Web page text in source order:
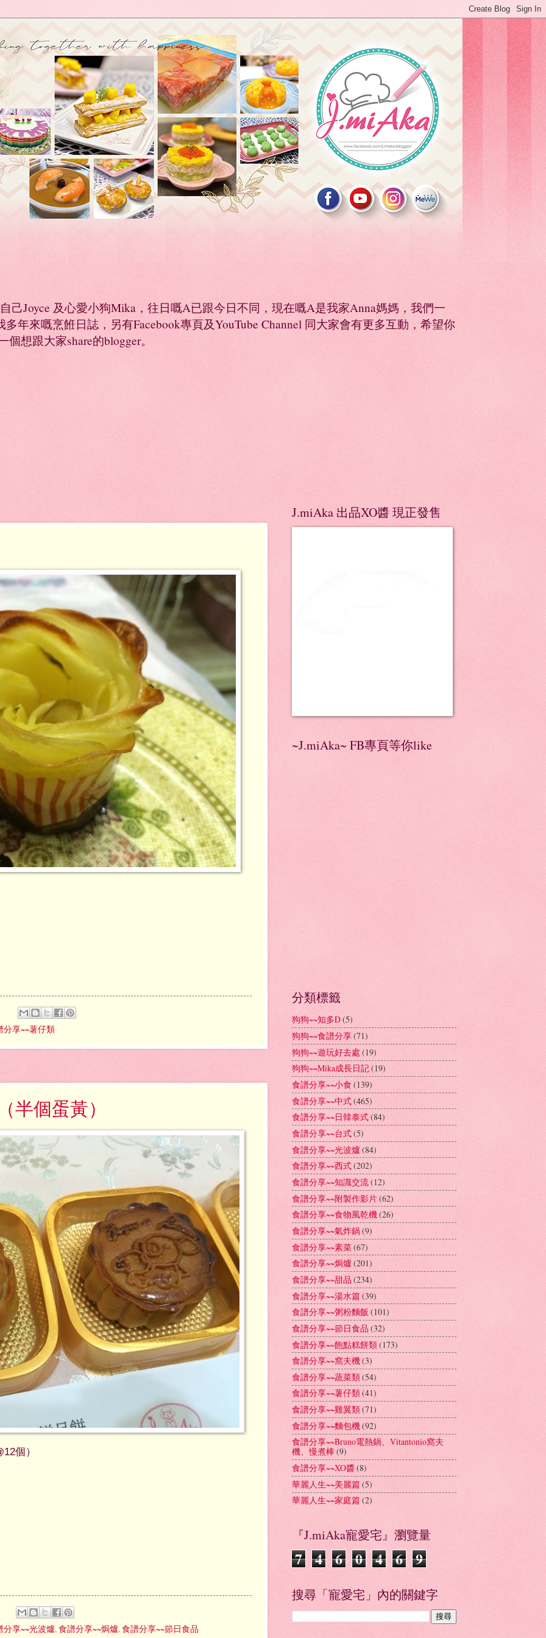
己Joyce 及心愛小狗Mika，往日嘅A已跟今日不同，現在嘅A是我家Anna媽媽，我們一
年來嘅烹餁日誌，另有Facebook專頁及YouTube Channel 同大家會有更多互動，希望你
想跟大家share的blogger。
分享~~薯仔類
半個蛋黃）
個）
分享~~光波爐,食譜分享~~焗爐,食譜分享~~節日食品
J.miAka 出品XO醬 現正發售
~J.miAka~ FB專頁等你like
分類標籤
狗狗~~知多D(5)
狗狗~~食譜分享(71)
狗狗~~遊玩好去處 (19)
狗狗~~Mika成長日記(19)
食譜分享~~小食 (139)
食譜分享~~中式(465)
食譜分享~~日韓泰式(84)
食譜分享~~台式(5)
食譜分享~~光波爐 (84)
食譜分享~~西式(202)
食譜分享~~知識交流(12)
食譜分享~~附製作影片(62)
食譜分享~~食物風乾機(26)
食譜分享~~氣炸鍋(9)
食譜分享~~素菜(67)
食譜分享~~焗爐 (201)
食譜分享~~甜品 (234)
食譜分享~~湯水篇(39)
食譜分享~~粥粉麵飯 (101)
食譜分享~~節日食品 (32)
食譜分享~~飽點糕餅類(173)
食譜分享~~窩夫機(3)
食譜分享~~蔬菜類(54)
食譜分享~~薯仔類(41)
食譜分享~~雞翼類(71)
食譜分享~~麵包機(92)
食譜分享~~Bruno電熱鍋、Vitantonio窩夫
機、慢煮棒(9)
食譜分享~~XO醬(8)
華麗人生~~美麗篇(5)
華麗人生~~家庭篇(2)
『J.miAka寵愛宅』瀏覽量
7 4 6 0 4 6 9
搜尋「寵愛宅」內的關鍵字